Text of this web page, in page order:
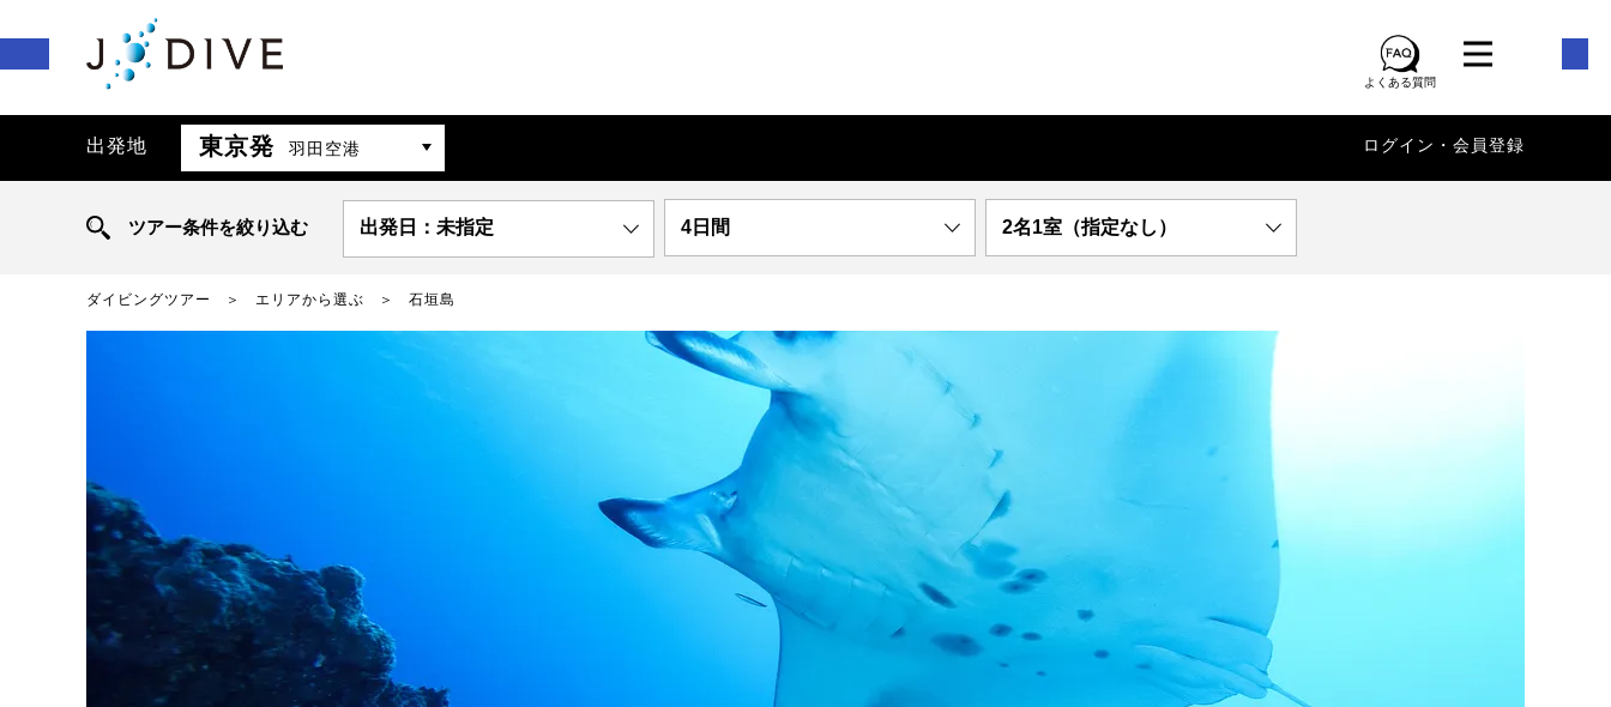
よくある質問
出発地 東京発 羽田空港 ログイン・会員登録
ツアー条件を絞り込む 出発日：未指定 4日間 2名1室（指定なし）
ダイビングツアー エリアから選ぶ 石垣島